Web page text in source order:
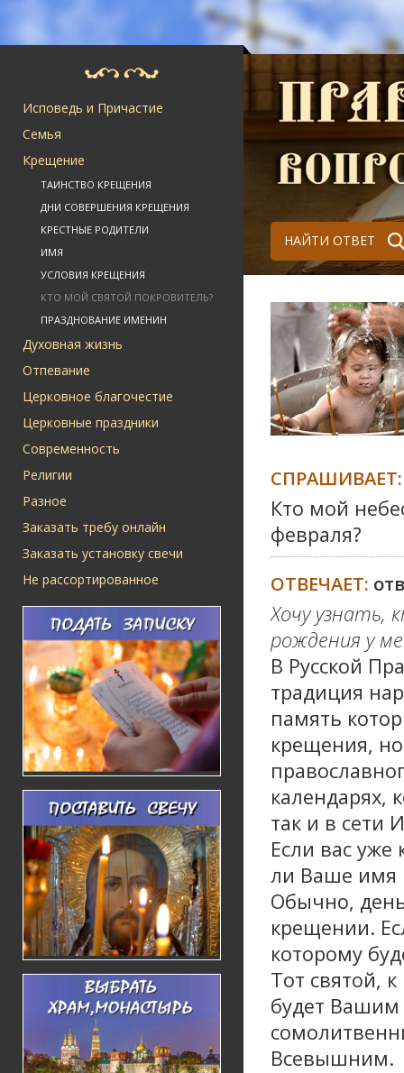
Исповедь и Причастие
Семья
Крещение
ТАИНСТВО КРЕЩЕНИЯ
ДНИ СОВЕРШЕНИЯ КРЕЩЕНИЯ
КРЕСТНЫЕ РОДИТЕЛИ
ИМЯ
УСЛОВИЯ КРЕЩЕНИЯ
КТО МОЙ СВЯТОЙ ПОКРОВИТЕЛЬ?
ПРАЗДНОВАНИЕ ИМЕНИН
Духовная жизнь
Отпевание
Церковное благочестие
Церковные праздники
Современность
Религии
Разное
Заказать требу онлайн
Заказать установку свечи
Не рассортированное
НАЙТИ ОТВЕТ
СПРАШИВАЕТ:
Кто мой
февраля?
ОТВЕЧАЕТ:
Хочу узнать,
рождения у
В Русской
традиция
память
крещения,
календарях,
так и в сети
Если вас уже
ли Ваше имя
Обычно,
крещении.
которому
Тот святой,
будет Вашим
Всевышним.